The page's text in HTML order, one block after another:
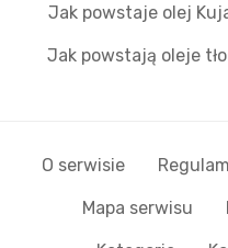
Jak powstaje olej
Jak powstają oleje
O serwisie
Mapa serwisu